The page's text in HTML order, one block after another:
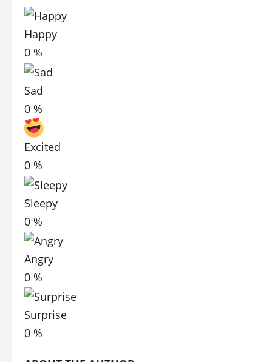
Happy
0 %
Sad
0 %
Excited
0 %
Sleepy
0 %
Angry
0 %
Surprise
0 %